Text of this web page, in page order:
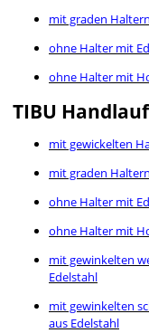
mit graden Haltern
ohne Halter mit
ohne Halter mit
TIBU
mit gewickelten
mit graden Haltern
ohne Halter mit
ohne Halter mit
mit gewinkelten
Edelstahl
mit gewinkelten
aus Edelstahl